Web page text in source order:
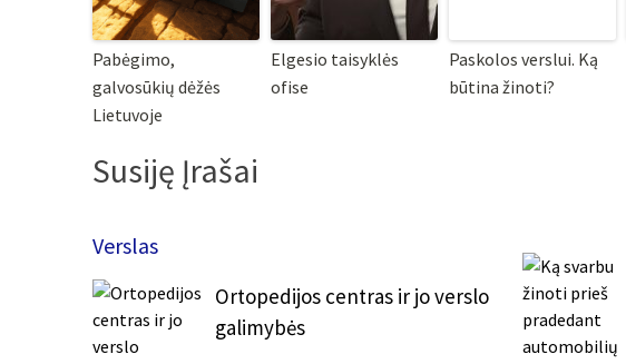
Pabėgimo,
galvosūkių dėžės
Lietuvoje
Elgesio taisyklės
ofise
Paskolos verslui. Ką
būtina žinoti?
Susiję Įrašai
Verslas
Ortopedijos centras ir jo verslo
galimybės